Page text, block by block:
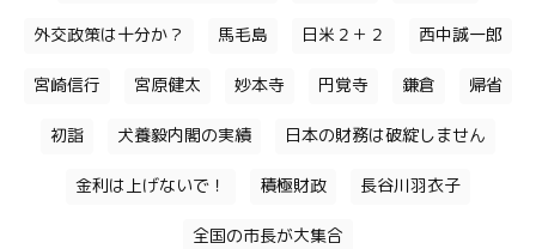
外交政策は十分か？ 馬毛島 日米２＋２ 西中誠一郎
宮崎信行 宮原健太 妙本寺 円覚寺 鎌倉 帰省
初詣 犬養毅内閣の実績 日本の財務は破綻しません
金利は上げないで！ 積極財政 長谷川羽衣子
全国の市長が大集合